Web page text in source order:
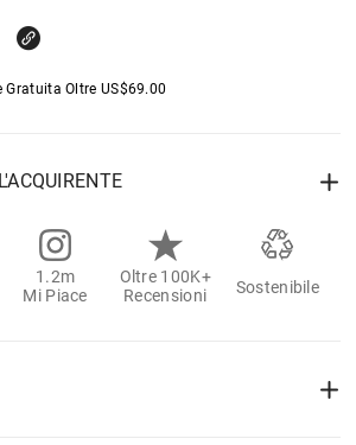
Gratuita Oltre US$69.00
1.2m
Mi Piace
Oltre 100K+
Recensioni
Sostenibile